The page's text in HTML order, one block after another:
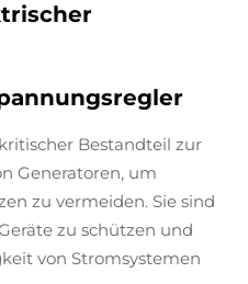
Bestandteil zur
Generatoren, um
zu vermeiden. Sie sind
zu schützen und
von Stromsystemen